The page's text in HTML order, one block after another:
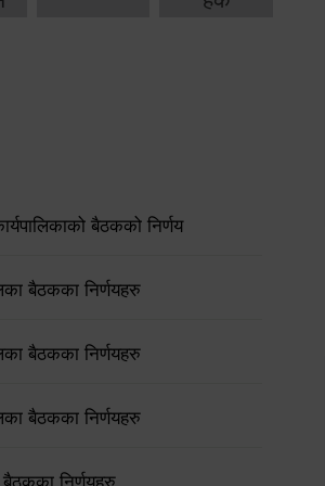
बैठकको निर्णय
बैठकका निर्णयहरु
बैठकका निर्णयहरु
बैठकका निर्णयहरु